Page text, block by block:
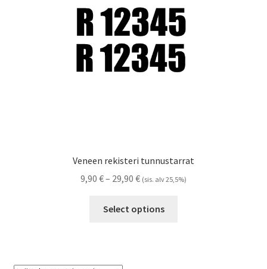
Silityskuvioiden kiinnitysohjeet
Veneen rekisteri tunnustarrat
9,90 €– 29,90 €Hintaluokka:
-
(sis. alv 25,5%)
Select options